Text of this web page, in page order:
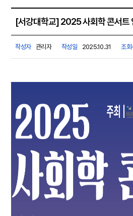
[서강대학교] 2025 사회학 콘서트
작성자 관리자 작성일 2025.10.31 조회